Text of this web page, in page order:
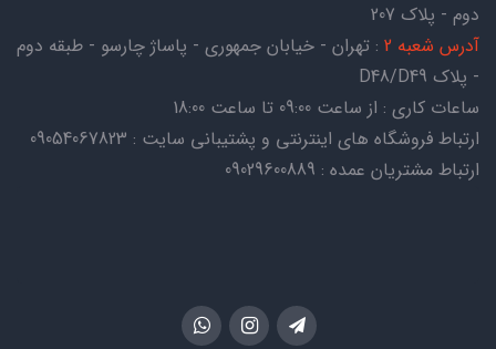
دوم - پلاک 207
آدرس شعبه 2
: تهران - خیابان جمهوری - پاساژ چارسو - طبقه دوم
- پلاک D48/D49
ساعات کاری : از ساعت 09:00 تا ساعت 18:00
ارتباط فروشگاه های اینترنتی و پشتیبانی سایت : 09054067823
ارتباط مشتریان عمده : 09029600889